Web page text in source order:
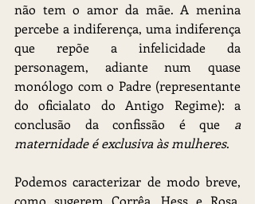
não tem o amor da mãe. A menina
percebe a indiferença, uma indiferença
que repõe a infelicidade da
personagem, adiante num quase
monólogo com o Padre (representante
do oficialato do Antigo Regime): a
conclusão da confissão é que a
maternidade é exclusiva às mulheres.
Podemos caracterizar de modo breve,